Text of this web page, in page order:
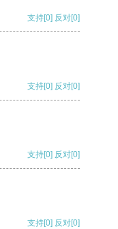
支持[0] 反对[0]
支持[0] 反对[0]
支持[0] 反对[0]
支持[0] 反对[0]